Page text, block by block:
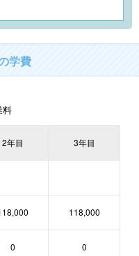
学費
料
2年目 3年目
118,000
0 0